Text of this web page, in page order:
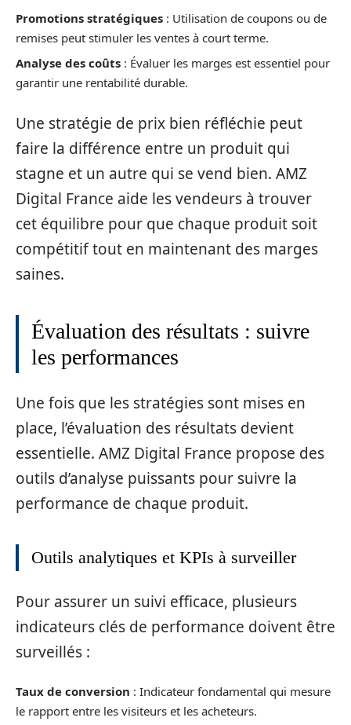
Promotions stratégiques : Utilisation de coupons ou de
remises peut stimuler les ventes à court terme.
Analyse des coûts : Évaluer les marges est essentiel pour
garantir une rentabilité durable.
Une stratégie de prix bien réfléchie peut
faire la différence entre un produit qui
stagne et un autre qui se vend bien. AMZ
Digital France aide les vendeurs à trouver
cet équilibre pour que chaque produit soit
compétitif tout en maintenant des marges
saines.
Évaluation des résultats : suivre
les performances
Une fois que les stratégies sont mises en
place, l’évaluation des résultats devient
essentielle. AMZ Digital France propose des
outils d’analyse puissants pour suivre la
performance de chaque produit.
Outils analytiques et KPIs à surveiller
Pour assurer un suivi efficace, plusieurs
indicateurs clés de performance doivent être
surveillés :
Taux de conversion : Indicateur fondamental qui mesure
le rapport entre les visiteurs et les acheteurs.